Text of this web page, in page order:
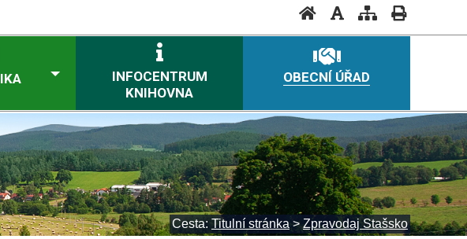
INFOCENTRUM
KNIHOVNA
OBECNÍ ÚŘAD
Cesta: Titulní stránka > Zpravodaj Stašsko